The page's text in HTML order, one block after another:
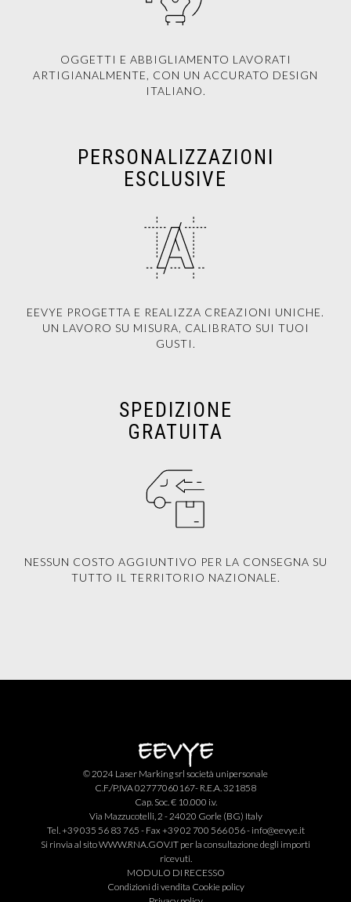
OGGETTI E ABBIGLIAMENTO LAVORATI
ARTIGIANALMENTE, CON UN ACCURATO DESIGN
ITALIANO.
PERSONALIZZAZIONI
ESCLUSIVE
EEVYE PROGETTA E REALIZZA CREAZIONI UNICHE.
UN LAVORO SU MISURA, CALIBRATO SUI TUOI
GUSTI.
SPEDIZIONE
GRATUITA
NESSUN COSTO AGGIUNTIVO PER LA CONSEGNA SU
TUTTO IL TERRITORIO NAZIONALE.
© 2024 Laser Marking srl società unipersonale
C.F./P.IVA 02777060167- R.E.A. 321858
Cap. Soc. € 10.000 i.v.
Via Mazzucotelli, 2 - 24020 Gorle (BG) Italy
Tel. +39 035 56 83 765 - Fax +39 02 700 566 056 - info@eevye.it
Si rinvia al sitoWWW.RNA.GOV.IT per la consultazione degli importi
ricevuti.
MODULO DI RECESSO
Condizioni di vendita Cookie policy